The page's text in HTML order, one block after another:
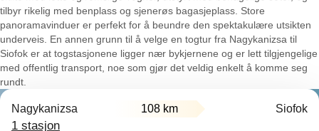
tilbyr rikelig med benplass og sjenerøs bagasjeplass. Store
panoramavinduer er perfekt for å beundre den spektakulære utsikten
underveis. En annen grunn til å velge en togtur fra Nagykanizsa til
Siofok er at togstasjonene ligger nær bykjernene og er lett tilgjengelige
med offentlig transport, noe som gjør det veldig enkelt å komme seg
rundt.
Nagykanizsa 108 km Siofok
1 stasjon